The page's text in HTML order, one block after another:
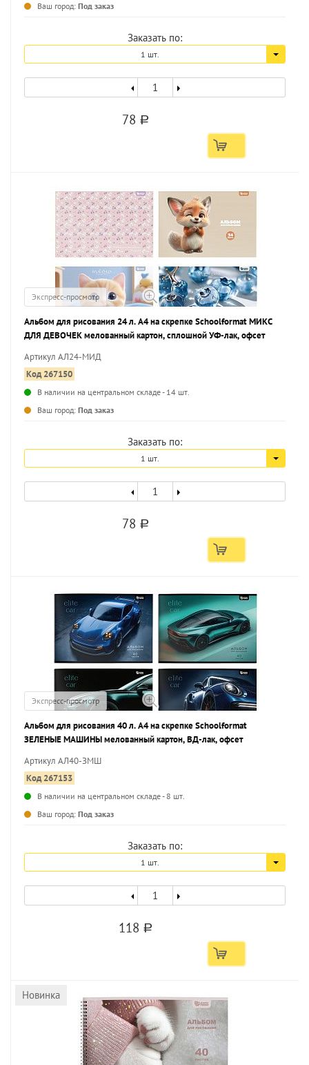
Ваш город: Под заказ
Заказать по:
1 шт.
78 a
Экспресс-просмотр
Альбом для рисования 24 л. А4 на скрепке Schoolformat МИКС
ДЛЯ ДЕВОЧЕК мелованный картон, сплошной УФ-лак, офсет
Артикул АЛ24-МИД
Код 267150
В наличии на центральном складе - 14 шт.
Ваш город: Под заказ
Заказать по:
1 шт.
78 a
Экспресс-просмотр
Альбом для рисования 40 л. А4 на скрепке Schoolformat
ЗЕЛЕНЫЕ МАШИНЫ мелованный картон, ВД-лак, офсет
Артикул АЛ40-ЗМШ
Код 267153
В наличии на центральном складе - 8 шт.
Ваш город: Под заказ
Заказать по:
1 шт.
118 a
Новинка